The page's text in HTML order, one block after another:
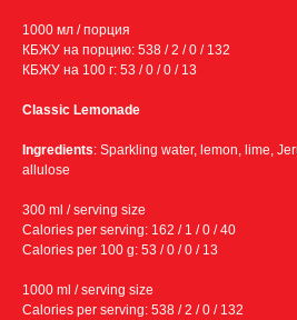
1000 мл / порция
КБЖУ на порцию: 538 / 2 / 0 / 132
КБЖУ на 100 г: 53 / 0 / 0 / 13
Сlassic Lemonade
Ingredients: Sparkling water, lemon, lime,
allulose
300 ml / serving size
Calories per serving: 162 / 1 / 0 / 40
Calories per 100 g: 53 / 0 / 0 / 13
1000 ml / serving size
Calories per serving: 538 / 2 / 0 / 132